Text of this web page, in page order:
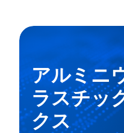
アルミニ
ラスチッ
クス